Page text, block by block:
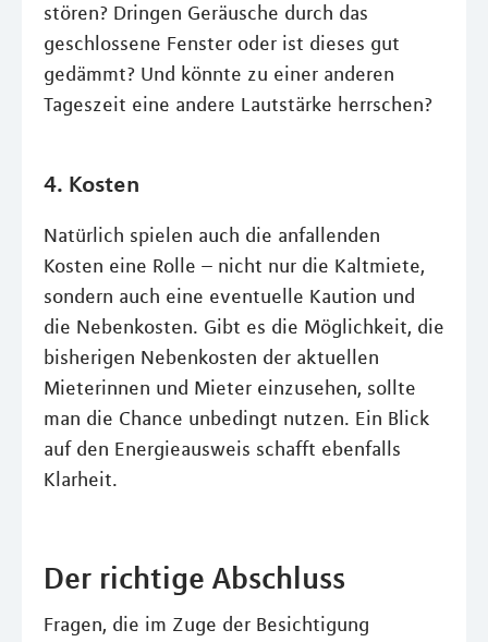
stören? Dringen Geräusche durch das
geschlossene Fenster oder ist dieses gut
gedämmt? Und könnte zu einer anderen
Tageszeit eine andere Lautstärke herrschen?
4. Kosten
Natürlich spielen auch die anfallenden
Kosten eine Rolle – nicht nur die Kaltmiete,
sondern auch eine eventuelle Kaution und
die Nebenkosten. Gibt es die Möglichkeit, die
bisherigen Nebenkosten der aktuellen
Mieterinnen und Mieter einzusehen, sollte
man die Chance unbedingt nutzen. Ein Blick
auf den Energieausweis schafft ebenfalls
Klarheit.
Der richtige Abschluss
Fragen, die im Zuge der Besichtigung